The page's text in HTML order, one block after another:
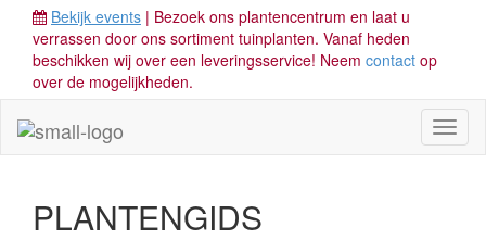
Bekijk events | Bezoek ons plantencentrum en laat u
verrassen door ons sortiment tuinplanten. Vanaf heden
beschikken wij over een leveringsservice! Neem contact op
over de mogelijkheden.
PLANTENGIDS